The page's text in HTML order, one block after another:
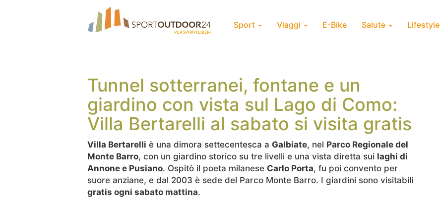
Sport Viaggi E-Bike Salute Lifestyle
Tunnel sotterranei, fontane e un
giardino con vista sul Lago di Como:
Villa Bertarelli al sabato si visita gratis
Villa Bertarelli è una dimora settecentesca a Galbiate, nel Parco Regionale del
Monte Barro, con un giardino storico su tre livelli e una vista diretta sui laghi di
Annone e Pusiano. Ospitò il poeta milanese Carlo Porta, fu poi convento per
suore anziane, e dal 2003 è sede del Parco Monte Barro. I giardini sono visitabili
gratis ogni sabato mattina.